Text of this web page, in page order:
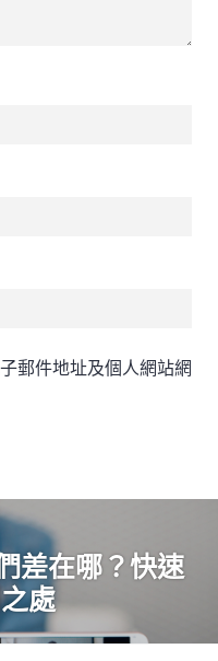
郵件地址及個人網站網
差在哪？快速
處